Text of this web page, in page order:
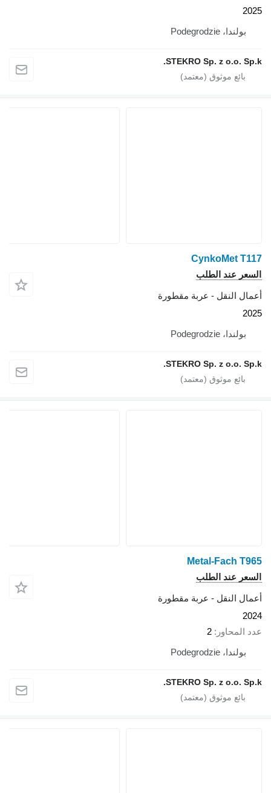
2025
بولندا، Podegrodzie
STEKRO Sp. z o.o. Sp.k.
CynkoMet T117
السعر عند الطلب
أعمال النقل - عربة مقطورة
2025
بولندا، Podegrodzie
STEKRO Sp. z o.o. Sp.k.
Metal-Fach T965
السعر عند الطلب
أعمال النقل - عربة مقطورة
2024
عدد المحاور
2
بولندا، Podegrodzie
STEKRO Sp. z o.o. Sp.k.